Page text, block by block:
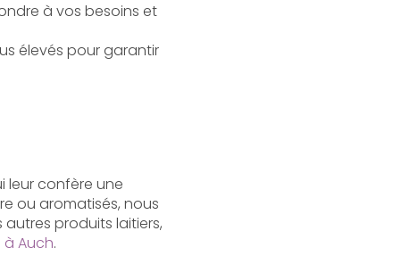
à vos besoins et
élevés pour garantir
leur confère une
ou aromatisés, nous
produits laitiers,
Auch.